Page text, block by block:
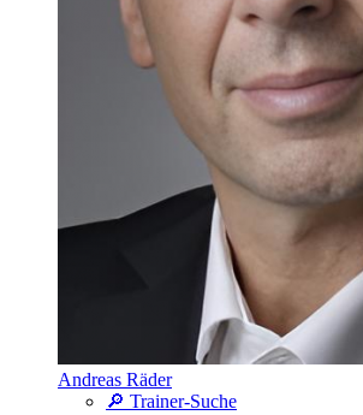
Andreas Räder
🔎 Trainer-Suche